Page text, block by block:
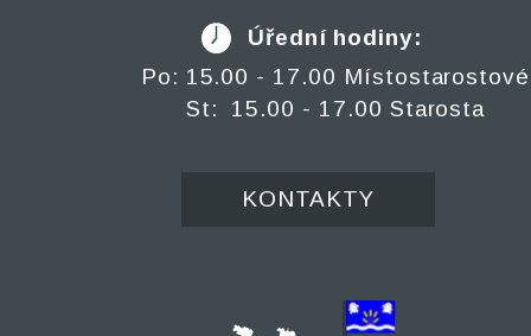
Úřední hodiny:
Po: 15.00 - 17.00 Místostarostové
St: 15.00 - 17.00 Starosta
KONTAKTY